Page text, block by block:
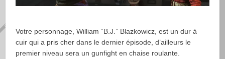
Votre personnage, William “B.J.” Blazkowicz, est un dur à
cuir qui a pris cher dans le dernier épisode, d’ailleurs le
premier niveau sera un gunfight en chaise roulante.